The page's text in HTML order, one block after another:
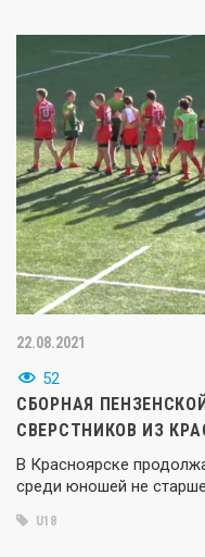
22.08.2021
52
СБОРНАЯ
СВЕРСТНИКОВ ИЗ
В Красноярске
среди юношей не
U18